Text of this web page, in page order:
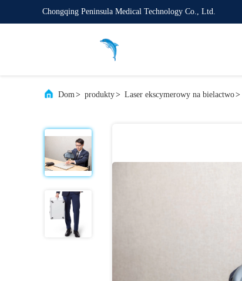
Chongqing Peninsula Medical Technology Co., Ltd.
Dom> produkty> Laser ekscymerowy na bielactwo>